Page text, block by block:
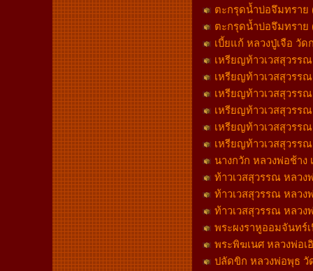
ตะกรุดน้ำบ่อจึมทรา
ตะกรุดน้ำบ่อจึมทรา
เบี้ยแก้ หลวงปู่เจือ วั
เหรียญท้าวเวสสุวรร
เหรียญท้าวเวสสุวรร
เหรียญท้าวเวสสุวรร
เหรียญท้าวเวสสุวรร
เหรียญท้าวเวสสุวรร
เหรียญท้าวเวสสุวรร
นางกวัก หลวงพ่อช้า
ท้าวเวสสุวรรณ หลวง
ท้าวเวสสุวรรณ หลวง
ท้าวเวสสุวรรณ หลวง
พระผงราหูออมจันทร์
พระพิฆเนศ หลวงพ่อเ
ปลัดขิก หลวงพ่อพุธ